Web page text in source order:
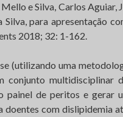
e Silva, Carlos Aguiar,
para apresentação
2018; 32: 1-162.
(utilizando uma
conjunto multidisciplinar
de peritos e gerar
com dislipidemia